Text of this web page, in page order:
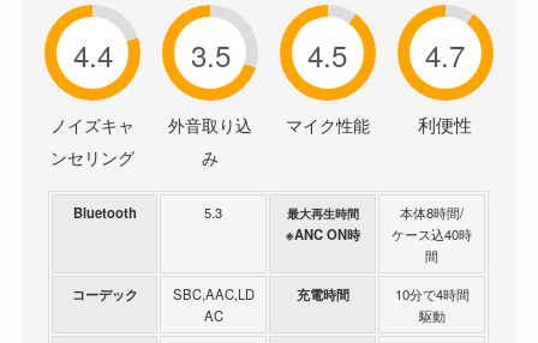
4.4
ノイズキャ
ンセリング
3.5
外音取り込
み
4.5
マイク性能
4.7
利便性
Bluetooth 5.3 最大再生時間
※ANC ON時
本体8時間/
ケース込40時
間
コーデック
SBC,AAC,LD
AC
充電時間
10分で4時間
駆動